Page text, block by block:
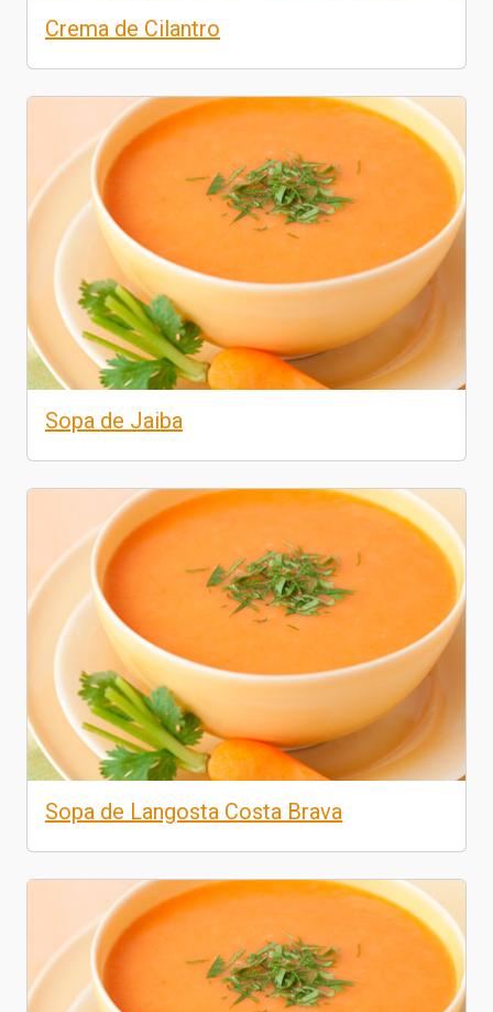
Crema de Cilantro
Sopa de Jaiba
Sopa de Langosta Costa Brava